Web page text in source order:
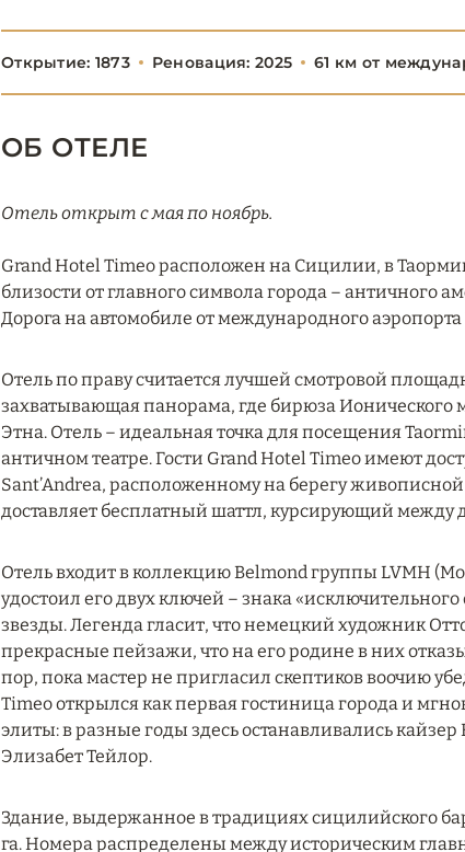
Открытие: 1873 Реновация: 2025 61 км от
ОБ ОТЕЛЕ
Отель открыт с мая по ноябрь.
Grand Hotel Timeo расположен на Сицилии, в
близости от главного символа города – античного
Дорога на автомобиле от международного
Отель по праву считается лучшей смотровой
захватывающая панорама, где бирюза Ионического
Этна. Отель – идеальная точка для посещения
античном театре. Гости Grand Hotel Timeo имеют
Sant’Andrea, расположенному на берегу
доставляет бесплатный шаттл, курсирующий между
Отель входит в коллекцию Belmond группы LVMH
удостоил его двух ключей – знака
звезды. Легенда гласит, что немецкий художник
прекрасные пейзажи, что на его родине в них
пор, пока мастер не пригласил скептиков воочию
Timeo открылся как первая гостиница города и
элиты: в разные годы здесь останавливались
Элизабет Тейлор.
Здание, выдержанное в традициях сицилийского
га. Номера распределены между историческим